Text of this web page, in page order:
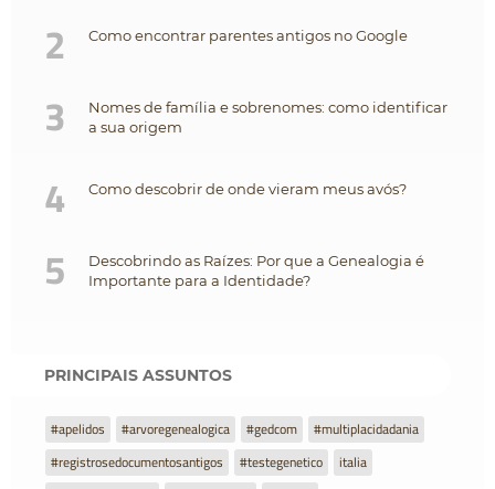
2 Como encontrar parentes antigos no Google
3
Nomes de família e sobrenomes: como identificar
a sua origem
4 Como descobrir de onde vieram meus avós?
5
Descobrindo as Raízes: Por que a Genealogia é
Importante para a Identidade?
PRINCIPAIS ASSUNTOS
#apelidos #arvoregenealogica #gedcom
#multiplacidadania
#registrosedocumentosantigos
#testegenetico
italia